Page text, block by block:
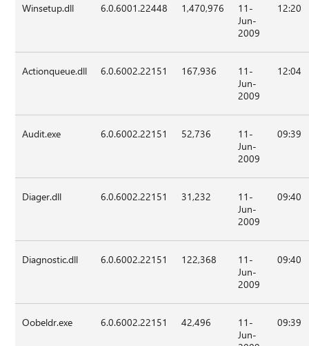
Winsetup.dll 6.0.6001.22448 1,470,976
11-
Jun-
2009
12:20
Actionqueue.dll 6.0.6002.22151 167,936
11-
Jun-
2009
12:04
Audit.exe 6.0.6002.22151 52,736
11-
Jun-
2009
09:39
Diager.dll 6.0.6002.22151 31,232
11-
Jun-
2009
09:40
Diagnostic.dll 6.0.6002.22151 122,368
11-
Jun-
2009
09:40
Oobeldr.exe 6.0.6002.22151 42,496
11-
Jun-
09:39